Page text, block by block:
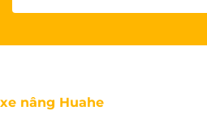
xe nâng Huahe